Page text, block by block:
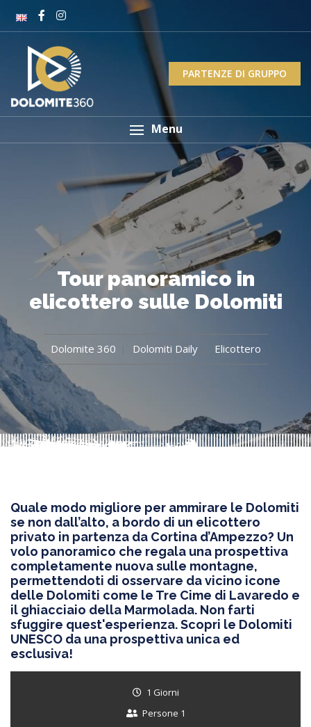
PARTENZE DI GRUPPO
Menu
Tour panoramico in
elicottero sulle Dolomiti
Dolomite 360 Dolomiti Daily Elicottero
Quale modo migliore per ammirare le Dolomiti
se non dall’alto, a bordo di un elicottero
privato in partenza da Cortina d’Ampezzo? Un
volo panoramico che regala una prospettiva
completamente nuova sulle montagne,
permettendoti di osservare da vicino icone
delle Dolomiti come le Tre Cime di Lavaredo e
il ghiacciaio della Marmolada. Non farti
sfuggire quest'esperienza. Scopri le Dolomiti
UNESCO da una prospettiva unica ed
esclusiva!
1 Giorni
Persone 1